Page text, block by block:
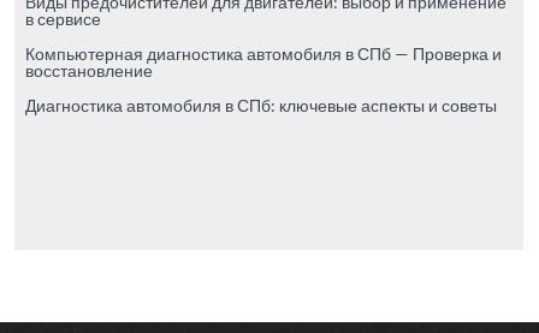
в сервисе
Компьютерная диагностика автомобиля в СПб — Проверка и
восстановление
Диагностика автомобиля в СПб: ключевые аспекты и советы